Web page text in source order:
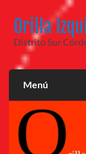
contenido
Orilla
Distrito Sur
Menú